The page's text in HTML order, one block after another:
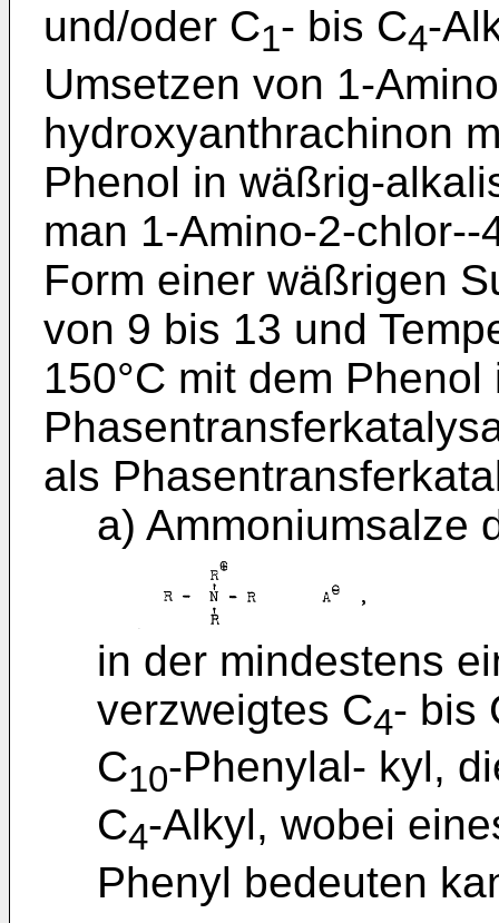
und/oder C1- bis C4-
Umsetzen von 1-
hydroxyanthrachinon
Phenol in wäßrig-
man 1-Amino-2-
Form einer wäßrigen
von 9 bis 13 und
150°C mit dem
als
a) Ammoniumsalze
in der mindestens
verzweigtes C4- bis
C10-Phenylal- kyl,
C4-Alkyl, wobei
Phenyl bedeuten